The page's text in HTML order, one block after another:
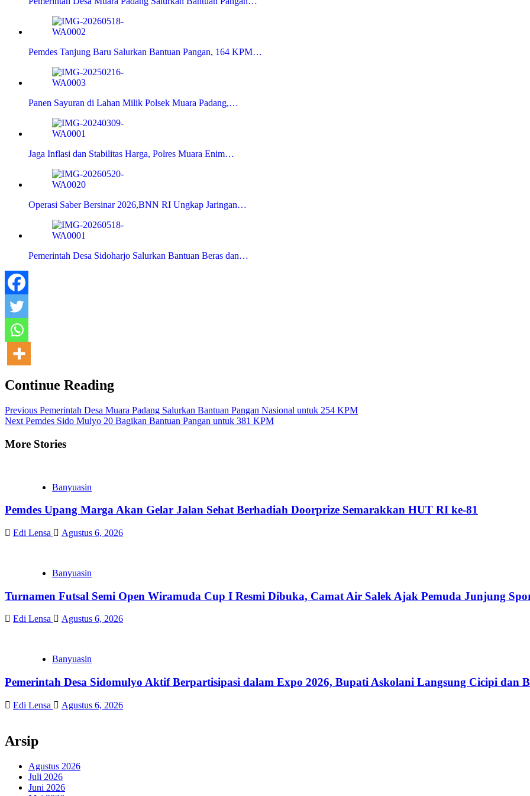
Pemdes Tanjung Baru Salurkan Bantuan Pangan, 164 KPM…
Panen Sayuran di Lahan Milik Polsek Muara Padang,…
Jaga Inflasi dan Stabilitas Harga, Polres Muara Enim…
Operasi Saber Bersinar 2026,BNN RI Ungkap Jaringan…
Pemerintah Desa Sidoharjo Salurkan Bantuan Beras dan…
Continue Reading
Previous Pemerintah Desa Muara Padang Salurkan Bantuan Pangan Nasional untuk 254 KPM
Next Pemdes Sido Mulyo 20 Bagikan Bantuan Pangan untuk 381 KPM
More Stories
Banyuasin
Pemdes Upang Marga Akan Gelar Jalan Sehat Berhadiah Doorprize Semarakkan HUT RI ke-81
Edi Lensa Agustus 6, 2026
Banyuasin
Turnamen Futsal Semi Open Wiramuda Cup I Resmi Dibuka, Camat Air Salek Ajak Pemuda Junjung
Edi Lensa Agustus 6, 2026
Banyuasin
Pemerintah Desa Sidomulyo Aktif Berpartisipasi dalam Expo 2026, Bupati Askolani Langsung Cicipi dan
Edi Lensa Agustus 6, 2026
Arsip
Agustus 2026
Juli 2026
Juni 2026